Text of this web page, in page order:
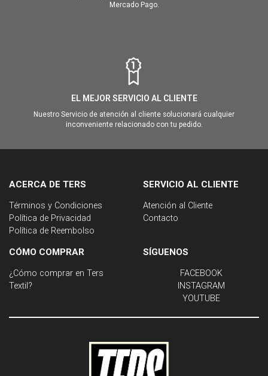
Mercado Pago.
EL MEJOR SERVICIO AL CLIENTE
Nuestro Servicio de atención al cliente solucionará cualquier
inconveniente relacionado con tu pedido.
ACERCA DE TERS
Términos y Condiciones
Política de Privacidad
Política de Reembolso
SERVICIO AL CLIENTE
Atención al Cliente
Contacto
CÓMO COMPRAR
¿Cómo comprar en Ters
Textil?
SÍGUENOS
FACEBOOK
INSTAGRAM
YOUTUBE